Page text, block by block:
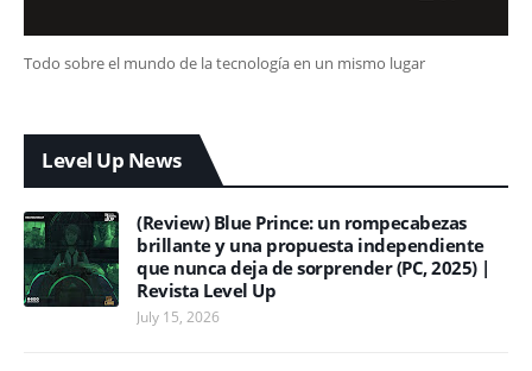
Todo sobre el mundo de la tecnología en un mismo lugar
Level Up News
(Review) Blue Prince: un rompecabezas
brillante y una propuesta independiente
que nunca deja de sorprender (PC, 2025) |
Revista Level Up
July 15, 2026